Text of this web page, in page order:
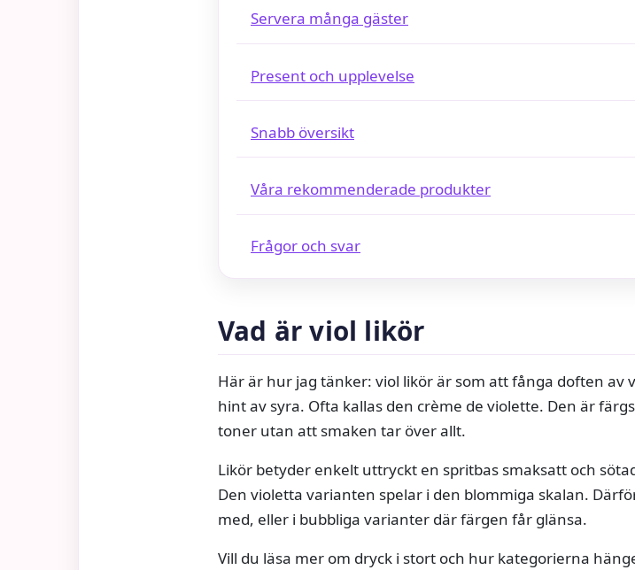
Servera många gäster
Present och upplevelse
Snabb översikt
Våra rekommenderade produkter
Frågor och svar
Vad är viol likör
Här är hur jag tänker: viol likör är som att fånga doften av
hint av syra. Ofta kallas den crème de violette. Den är
toner utan att smaken tar över allt.
Likör betyder enkelt uttryckt en spritbas smaksatt och
Den violetta varianten spelar i den blommiga skalan.
med, eller i bubbliga varianter där färgen får glänsa.
Vill du läsa mer om dryck i stort och hur kategorierna